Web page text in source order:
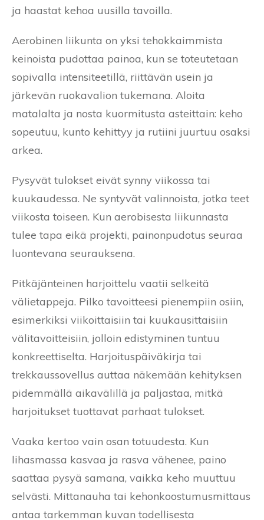
ja haastat kehoa uusilla tavoilla.
Aerobinen liikunta on yksi tehokkaimmista
keinoista pudottaa painoa, kun se toteutetaan
sopivalla intensiteetillä, riittävän usein ja
järkevän ruokavalion tukemana. Aloita
matalalta ja nosta kuormitusta asteittain: keho
sopeutuu, kunto kehittyy ja rutiini juurtuu osaksi
arkea.
Pysyvät tulokset eivät synny viikossa tai
kuukaudessa. Ne syntyvät valinnoista, jotka teet
viikosta toiseen. Kun aerobisesta liikunnasta
tulee tapa eikä projekti, painonpudotus seuraa
luontevana seurauksena.
Pitkäjänteinen harjoittelu vaatii selkeitä
välietappeja. Pilko tavoitteesi pienempiin osiin,
esimerkiksi viikoittaisiin tai kuukausittaisiin
välitavoitteisiin, jolloin edistyminen tuntuu
konkreettiselta. Harjoituspäiväkirja tai
trekkaussovellus auttaa näkemään kehityksen
pidemmällä aikavälillä ja paljastaa, mitkä
harjoitukset tuottavat parhaat tulokset.
Vaaka kertoo vain osan totuudesta. Kun
lihasmassa kasvaa ja rasva vähenee, paino
saattaa pysyä samana, vaikka keho muuttuu
selvästi. Mittanauha tai kehonkoostumusmittaus
antaa tarkemman kuvan todellisesta